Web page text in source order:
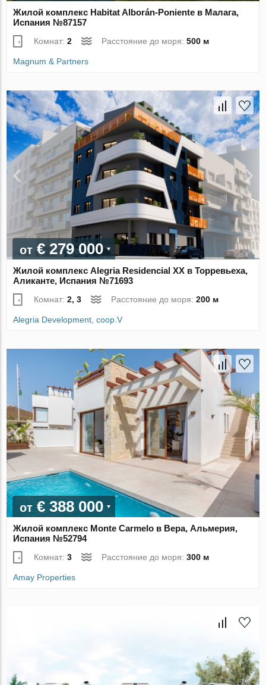
Жилой комплекс Habitat Alborán-Poniente в Малага,
Испания №87157
Комнат:2 Расстояние до моря:500 м
Magnum & Partners
от € 279 000
Жилой комплекс Alegria Residencial XX в Торревьеха,
Аликанте, Испания №71693
Комнат:2, 3 Расстояние до моря:200 м
Alegria Development, coop.V
от € 388 000
Жилой комплекс Monte Carmelo в Вера, Альмерия,
Испания №52794
Комнат:3 Расстояние до моря:300 м
Amay Properties